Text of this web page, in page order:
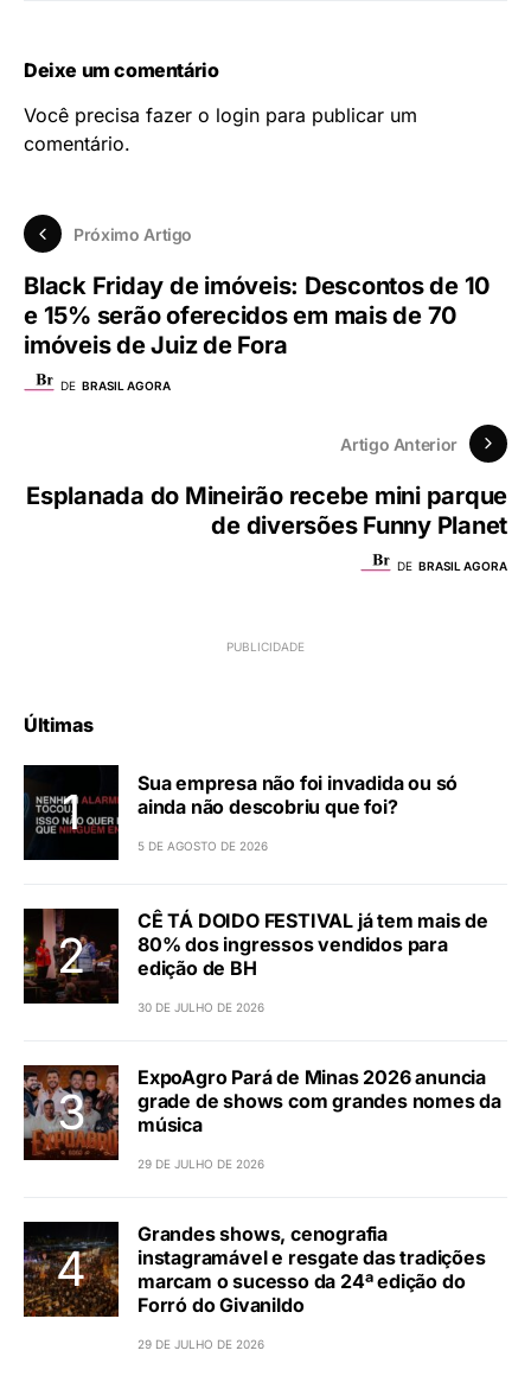
Deixe um comentário
Você precisa fazer o login para publicar um
comentário.
Próximo Artigo
Black Friday de imóveis: Descontos de 10
e 15% serão oferecidos em mais de 70
imóveis de Juiz de Fora
DE BRASIL AGORA
Artigo Anterior
Esplanada do Mineirão recebe mini parque
de diversões Funny Planet
DE BRASIL AGORA
Últimas
Sua empresa não foi invadida ou só
ainda não descobriu que foi?
5 DE AGOSTO DE 2026
CÊ TÁ DOIDO FESTIVAL já tem mais de
80% dos ingressos vendidos para
edição de BH
30 DE JULHO DE 2026
ExpoAgro Pará de Minas 2026 anuncia
grade de shows com grandes nomes da
música
29 DE JULHO DE 2026
Grandes shows, cenografia
instagramável e resgate das tradições
marcam o sucesso da 24ª edição do
Forró do Givanildo
29 DE JULHO DE 2026